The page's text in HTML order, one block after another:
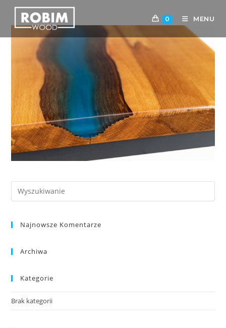
0 MENU
Najnowsze Komentarze
Archiwa
Kategorie
Brak kategorii